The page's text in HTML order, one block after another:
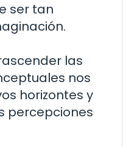
ser tan
las
nos
horizontes y
percepciones